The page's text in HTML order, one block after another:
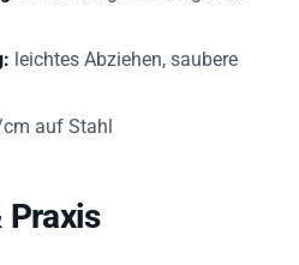
leichtes Abziehen, saubere
auf Stahl
Praxis